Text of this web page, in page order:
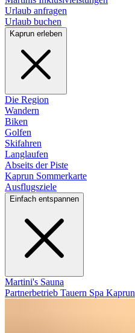
Urlaub anfragen
Urlaub buchen
Kaprun erleben
Die Region
Wandern
Biken
Golfen
Skifahren
Langlaufen
Abseits der Piste
Kaprun Sommerkarte
Ausflugsziele
Einfach entspannen
Martini's Sauna
Partnerbetrieb Tauern Spa Kaprun